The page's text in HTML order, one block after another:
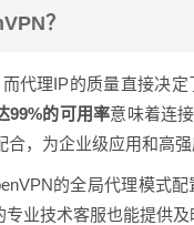
？
代理IP的质量直接决
99%的可用率意味着连
，为企业级应用和高
的全局代理模式
业技术客服也能提供及